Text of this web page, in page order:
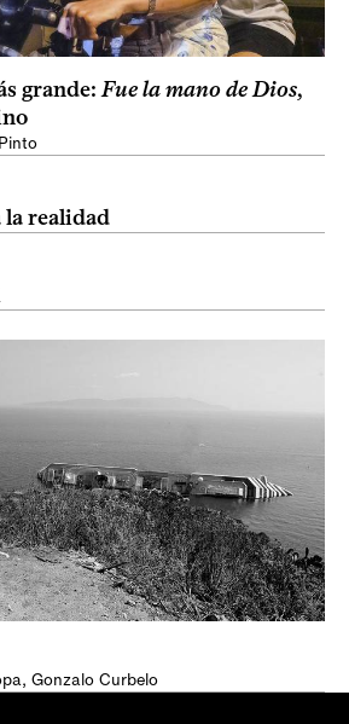
grande:Fue la mano de Dios,
realidad
, Gonzalo Curbelo